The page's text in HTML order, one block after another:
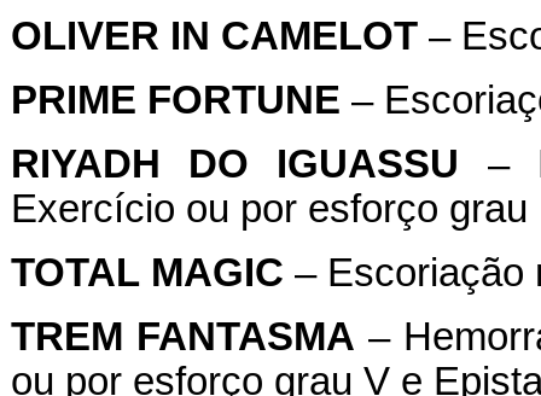
OLIVER IN CAMELOT–
PRIME FORTUNE –
RIYADH
DO IGUASSU –
Exercício ou por esforço grau
TOTAL MAGIC – Escoriação
TREM FANTASMA –
ou por esforço grau V e